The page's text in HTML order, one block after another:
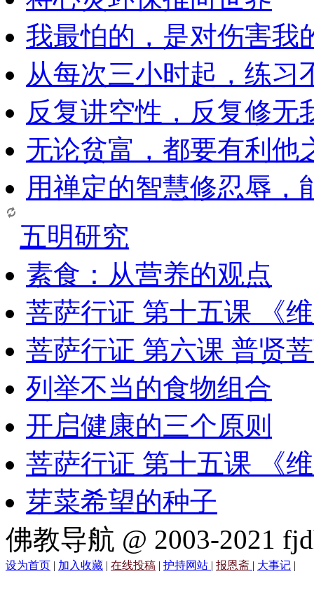
我最怕的，是对伤害我
从每次三小时起，练习
反复讲空性，反复修无
无论贫富，都要有利他
用禅定的智慧修忍辱，
五明研究
素食：从营养的观点
菩萨行证 第十五课 《
菩萨行证 第六课 普贤
列举不当的食物组合
开启健康的三个原则
菩萨行证 第十五课 《
芽菜希望的种子
佛教导航 @ 2003-2021
设为首页 | 加入收藏 | 在线投稿 | 护持网站 | 报恩斋 | 大事记 |